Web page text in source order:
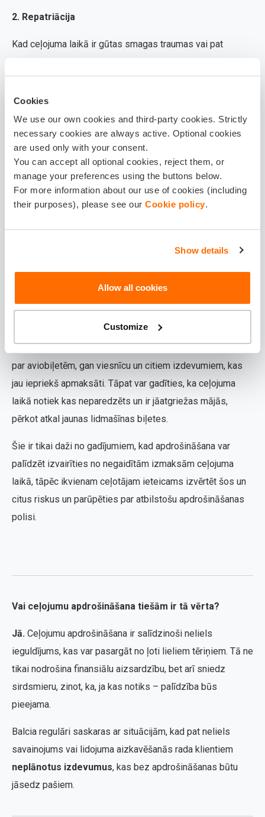
Cookies
We use our own cookies and third-party cookies. Strictly
necessary cookies are always active. Optional cookies
are used only with your consent.
You can accept all optional cookies, reject them, or
manage your preferences using the buttons below.
For more information about our use of cookies (including
their purposes), please see our Cookie policy.
Show details
Allow all cookies
Customize
2. Repatriācija
Kad ceļojuma laikā ir gūtas smagas traumas vai pat
transports, kas nogādātu cilvēku mājās. Šādus riskus
ceļotāji bieži pat neapsver, taču tie var pašam vai
radiniekiem izmaksāt ļoti dārgi. Piemēram, Balcia
pieredzē viena no lielākajām pēdējā laika atlīdzības
izmaksām 8000 eiro apmērā ir bijusi tieši par repatriāciju.
3. Bagāžas nozaudēšana vai zādzība
Lidojumu kavēšanās, kļūdas loģistikā vai zādzības var
4. Ceļojuma atcelšana vai pārtraukšana
Ja pašam vai kādam ģimenes loceklim gadās saslimt tieši
pirms ceļojuma vai rodas kādi citi sarežģījumi, kuru dēļ
brauciens jāatceļ, nākas pazaudēt ievērojamu summu gan
par aviobiļetēm, gan viesnīcu un citiem izdevumiem, kas
jau iepriekš apmaksāti. Tāpat var gadīties, ka ceļojuma
laikā notiek kas neparedzēts un ir jāatgriežas mājās,
pērkot atkal jaunas lidmašīnas biļetes.
Šie ir tikai daži no gadījumiem, kad apdrošināšana var
palīdzēt izvairīties no negaidītām izmaksām ceļojuma
laikā, tāpēc ikvienam ceļotājam ieteicams izvērtēt šos un
citus riskus un parūpēties par atbilstošu apdrošināšanas
polisi.
Vai ceļojumu apdrošināšana tiešām ir tā vērta?
Jā. Ceļojumu apdrošināšana ir salīdzinoši neliels
ieguldījums, kas var pasargāt no ļoti lieliem tēriņiem. Tā ne
tikai nodrošina finansiālu aizsardzību, bet arī sniedz
sirdsmieru, zinot, ka, ja kas notiks – palīdzība būs
pieejama.
Balcia regulāri saskaras ar situācijām, kad pat neliels
savainojums vai lidojuma aizkavēšanās rada klientiem
neplānotus izdevumus, kas bez apdrošināšanas būtu
jāsedz pašiem.